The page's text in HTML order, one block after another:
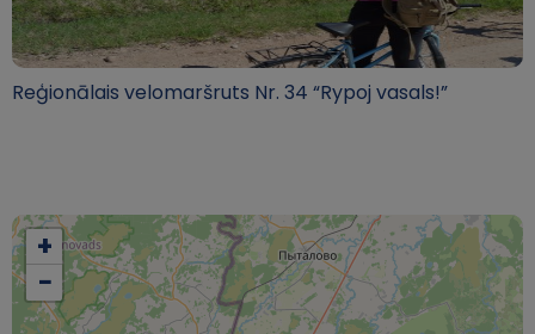
Reģionālais velomaršruts Nr. 34 “Rypoj vasals!”
+
−